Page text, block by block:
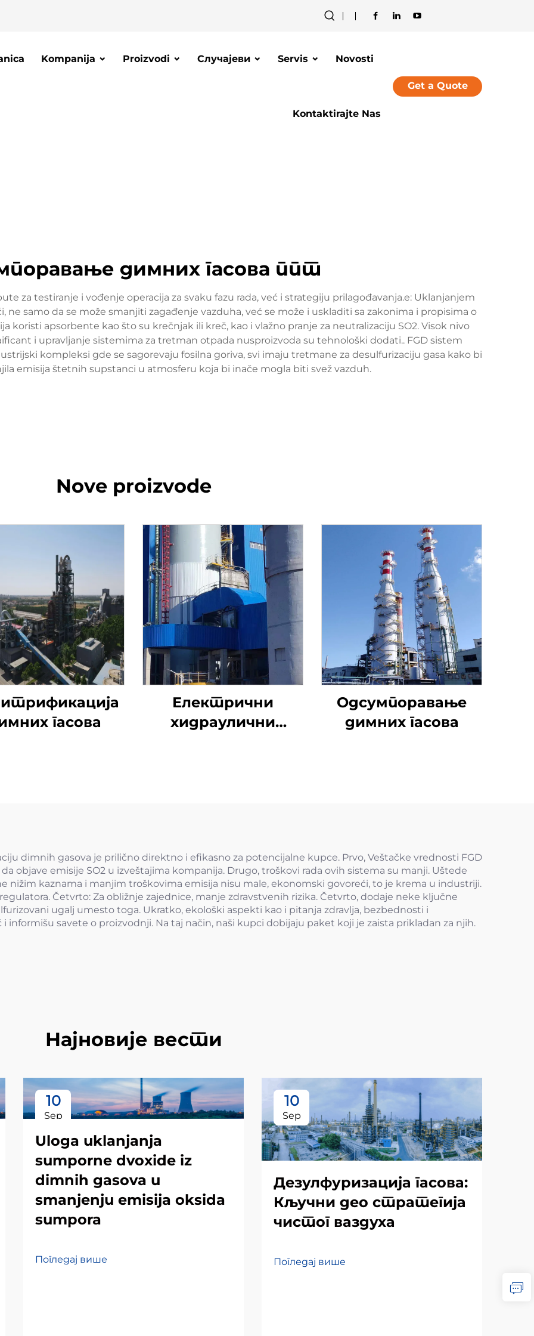
Kompanija Proizvodi Случајеви Servis Novosti
Kontaktirajte Nas
Get a Quote
димних гасова ппт
za testiranje i vođenje operacija za svaku fazu rada, već i strategiju prilagođavanja.e: Uklanjanjem
ne samo da se može smanjiti zagađenje vazduha, već se može i uskladiti sa zakonima i propisima o
koristi apsorbente kao što su krečnjak ili kreč, kao i vlažno pranje za neutralizaciju SO2. Visok nivo
i upravljanje sistemima za tretman otpada nusproizvoda su tehnološki dodati.. FGD sistem
kompleksi gde se sagorevaju fosilna goriva, svi imaju tretmane za desulfurizaciju gasa kako bi
emisija štetnih supstanci u atmosferu koja bi inače mogla biti svež vazduh.
Nove proizvode
гасова
Електрични
хидраулични
Одсумпоравање
димних гасова
dimnih gasova je prilično direktno i efikasno za potencijalne kupce. Prvo, Veštačke vrednosti FGD
objave emisije SO2 u izveštajima kompanija. Drugo, troškovi rada ovih sistema su manji. Uštede
nižim kaznama i manjim troškovima emisija nisu male, ekonomski govoreći, to je krema u industriji.
Četvrto: Za obližnje zajednice, manje zdravstvenih rizika. Četvrto, dodaje neke ključne
ugalj umesto toga. Ukratko, ekološki aspekti kao i pitanja zdravlja, bezbednosti i
informišu savete o proizvodnji. Na taj način, naši kupci dobijaju paket koji je zaista prikladan za njih.
Најновије вести
10
Sep
Uloga uklanjanja
sumporne dvoxide iz
dimnih gasova u
smanjenju emisija oksida
sumpora
Погледај више
10
Sep
Дезулфуризација гасова:
Кључни део стратегија
чистог ваздуха
Погледај више